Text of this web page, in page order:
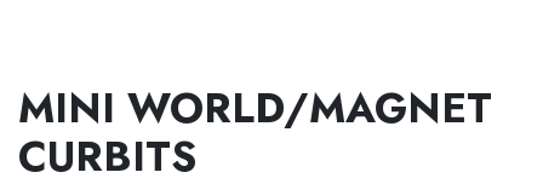
MINI WORLD/MAGNET
CURBITS